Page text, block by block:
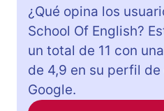
¿Qué opina los
School Of English?
un total de 11 con
de 4,9 en su perfil
Google.